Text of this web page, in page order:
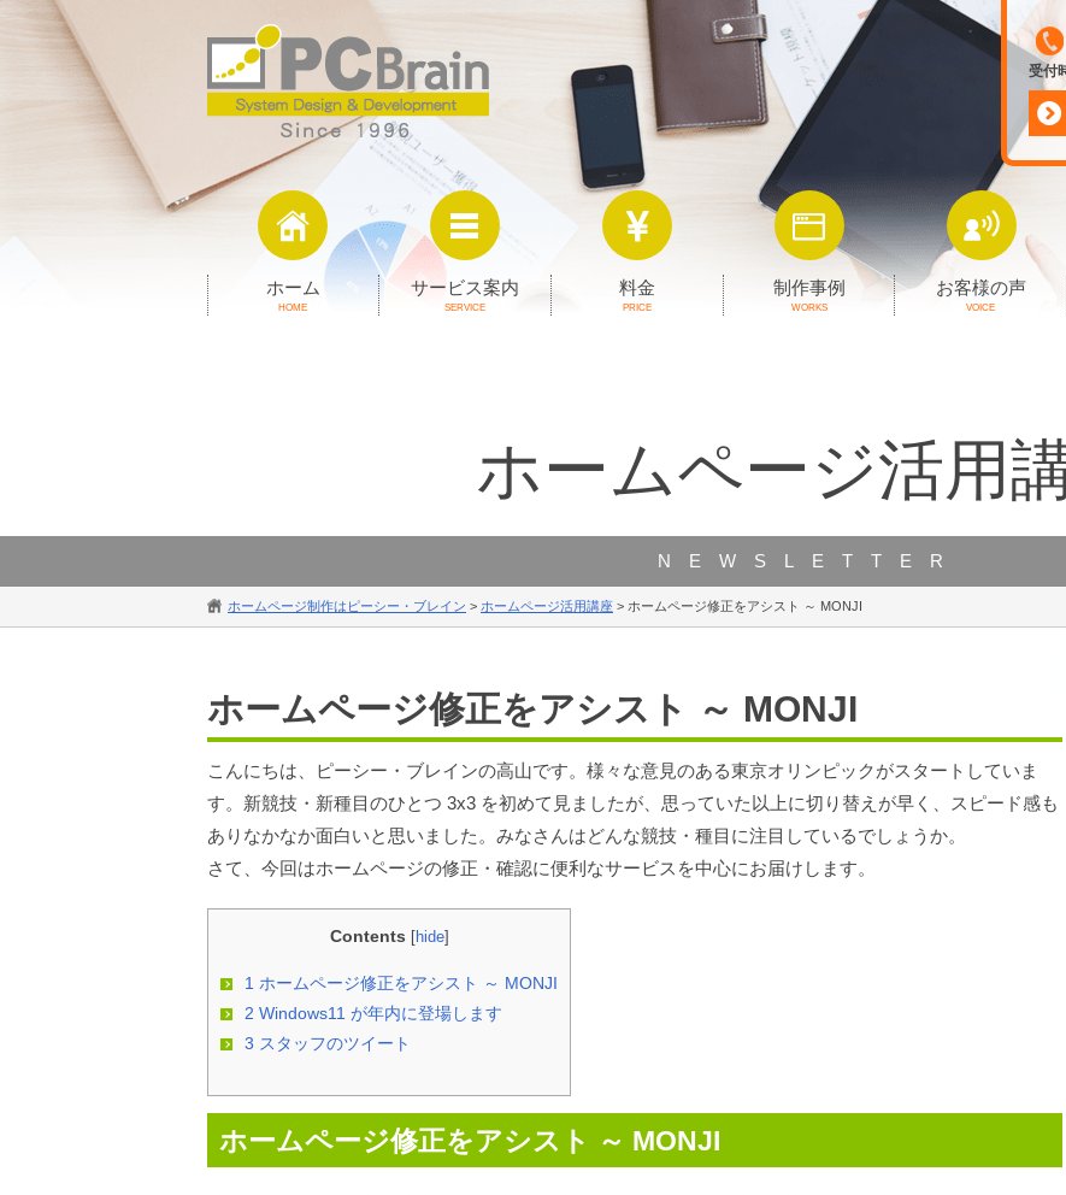
受付
ホーム
HOME
サービス案内
SERVICE
料金
PRICE
制作事例
WORKS
お客様の声
VOICE
ホームページ活用
NEWSLETTER
ホームページ制作はピーシー・ブレイン > ホームページ活用講座 > ホームページ修正をアシスト ～ MONJI
ホームページ修正をアシスト ～ MONJI
こんにちは、ピーシー・ブレインの高山です。様々な意見のある東京オリンピックがスタートしていま
す。新競技・新種目のひとつ 3x3 を初めて見ましたが、思っていた以上に切り替えが早く、スピード感も
ありなかなか面白いと思いました。みなさんはどんな競技・種目に注目しているでしょうか。
さて、今回はホームページの修正・確認に便利なサービスを中心にお届けします。
Contents [hide]
1 ホームページ修正をアシスト ～ MONJI
2 Windows11 が年内に登場します
3 スタッフのツイート
ホームページ修正をアシスト ～ MONJI